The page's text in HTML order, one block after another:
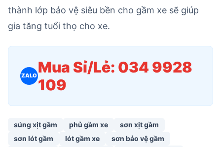
thành lớp bảo vệ siêu bền cho gầm xe sẽ giúp
gia tăng tuổi thọ cho xe.
ZALO Mua Sỉ/Lẻ: 034 9928
109
súng xịt gầm phủ gầm xe
sơn xịt gầm
sơn lót gầm
lót gầm xe
sơn bảo vệ gầm